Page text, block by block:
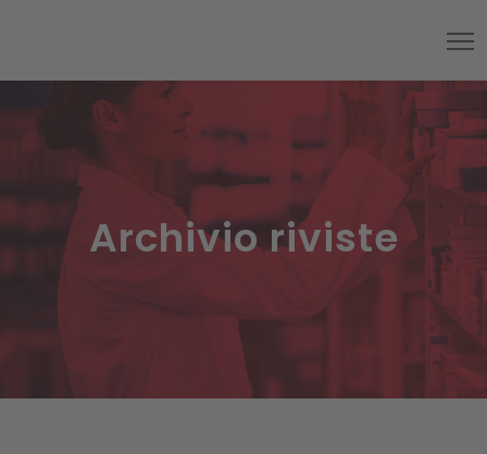
Archivio riviste